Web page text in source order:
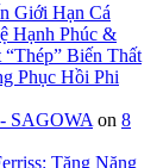
Giới Hạn Cá
Hạnh Phúc &
“Thép” Biến Thất
Phục Hồi Phi
SAGOWA on 8
Tăng Năng